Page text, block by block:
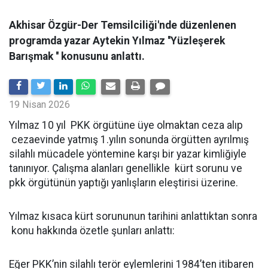
Akhisar Özgür-Der Temsilciliği'nde düzenlenen
programda yazar Aytekin Yılmaz ''Yüzleşerek
Barışmak '' konusunu anlattı.
19 Nisan 2026
Yılmaz 10 yıl PKK örgütüne üye olmaktan ceza alıp
cezaevinde yatmış 1.yılın sonunda örgütten ayrılmış
silahlı mücadele yöntemine karşı bir yazar kimliğiyle
tanınıyor. Çalışma alanları genellikle kürt sorunu ve
pkk örgütünün yaptığı yanlışların eleştirisi üzerine.
Yılmaz kısaca kürt sorununun tarihini anlattıktan sonra
konu hakkında özetle şunları anlattı:
Eğer PKK’nin silahlı terör eylemlerini 1984’ten itibaren